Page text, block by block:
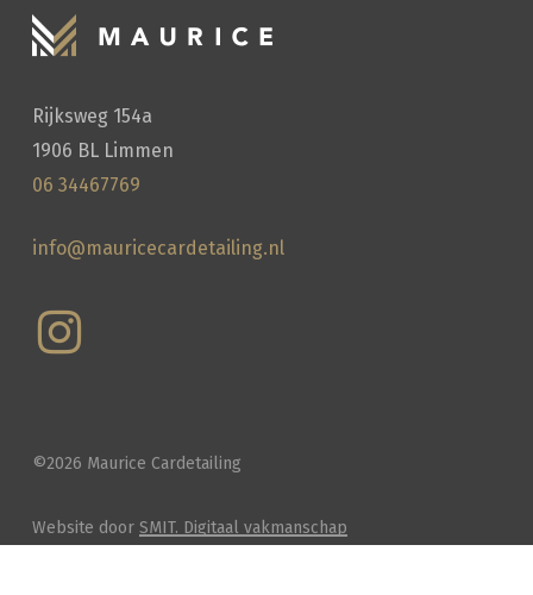
Rijksweg 154a
1906 BL Limmen
06 34467769
info@mauricecardetailing.nl
©2026 Maurice Cardetailing
Website doorSMIT. Digitaal vakmanschap